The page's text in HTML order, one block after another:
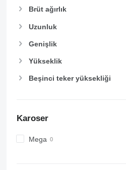
Brüt ağırlık
Uzunluk
Genişlik
Yükseklik
Beşinci teker yüksekliği
Karoser
Mega